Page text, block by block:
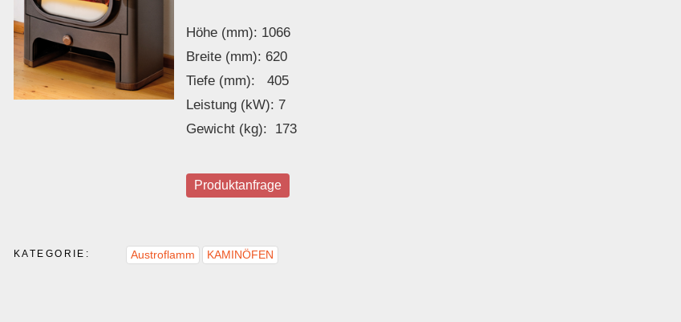
Höhe (mm): 1066
Breite (mm): 620
Tiefe (mm): 405
Leistung (kW): 7
Gewicht (kg): 173
Produktanfrage
KATEGORIE: Austroflamm KAMINÖFEN